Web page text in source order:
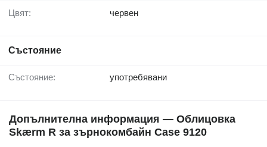
Цвят: червен
Състояние
Състояние: употребявани
Допълнителна информация — Облицовка
Skærm R за зърнокомбайн Case 9120